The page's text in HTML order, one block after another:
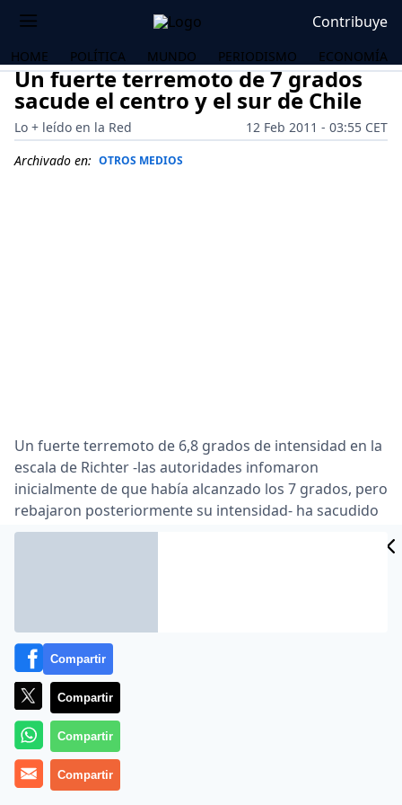
Contribuye
HOME POLÍTICA MUNDO PERIODISMO ECONOMÍA
Un fuerte terremoto de 7 grados
sacude el centro y el sur de Chile
Lo + leído en la Red
12 Feb 2011 - 03:55 CET
Archivado en: OTROS MEDIOS
Un fuerte terremoto de 6,8 grados de intensidad en la
escala de Richter -las autoridades infomaron
inicialmente de que había alcanzado los 7 grados, pero
rebajaron posteriormente su intensidad- ha sacudido
este viernes la zona centro y sur de Chile, sin que por
del 27 de febrero de 2010 …
Lea el artículo completo en
Compartir
Compartir
Compartir
Compartir